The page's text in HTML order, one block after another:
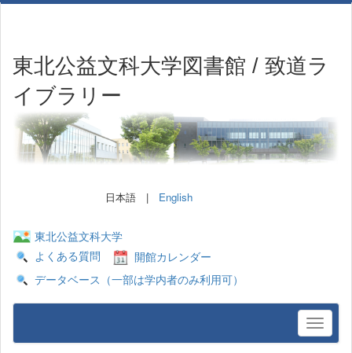
東北公益文科大学図書館 / 致道ラ
イブラリー
日本語 | English
東北公益文科大学
よくある質問
開館カレンダー
データベース（一部は学内者のみ利用可）